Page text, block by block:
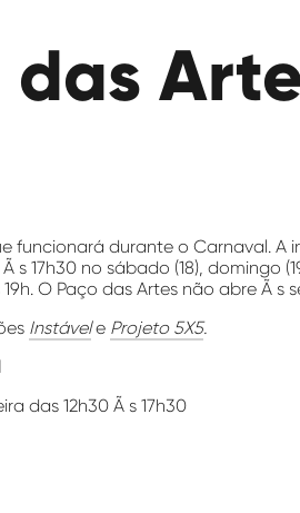
funcionará durante o Carnaval.
s 17h30 no sábado (18), domingo
19h. O Paço das Artes não abre Ã s
Instável e Projeto 5X5.
das 12h30 Ã s 17h30